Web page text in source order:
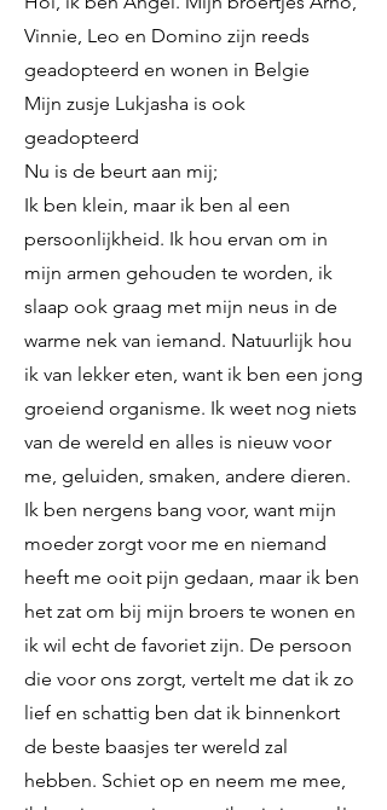
Vinnie, Leo en Domino zijn reeds
geadopteerd en wonen in Belgie
Mijn zusje Lukjasha is ook
geadopteerd
Nu is de beurt aan mij;
Ik ben klein, maar ik ben al een
persoonlijkheid. Ik hou ervan om in
mijn armen gehouden te worden, ik
slaap ook graag met mijn neus in de
warme nek van iemand. Natuurlijk hou
ik van lekker eten, want ik ben een jong
groeiend organisme. Ik weet nog niets
van de wereld en alles is nieuw voor
me, geluiden, smaken, andere dieren.
Ik ben nergens bang voor, want mijn
moeder zorgt voor me en niemand
heeft me ooit pijn gedaan, maar ik ben
het zat om bij mijn broers te wonen en
ik wil echt de favoriet zijn. De persoon
die voor ons zorgt, vertelt me dat ik zo
lief en schattig ben dat ik binnenkort
de beste baasjes ter wereld zal
hebben. Schiet op en neem me mee,